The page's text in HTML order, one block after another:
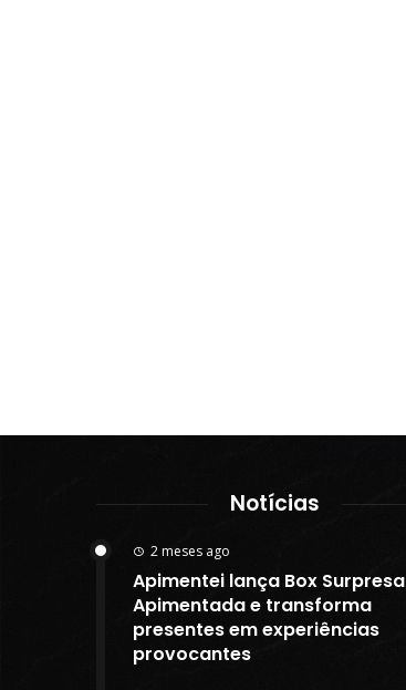
Notícias
2 meses ago
Apimentei lança Box Surpresa
Apimentada e transforma
presentes em experiências
provocantes